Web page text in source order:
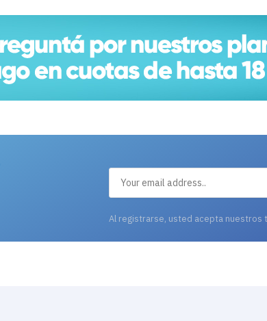
Al registrarse, usted acepta nuestros